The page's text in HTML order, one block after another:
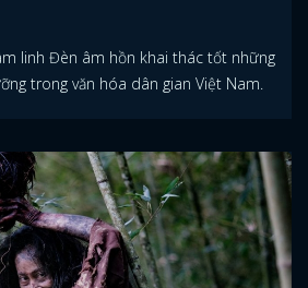
linh Đèn âm hồn khai thác tốt những
trong văn hóa dân gian Việt Nam.